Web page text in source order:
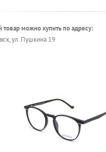
можно купить по адресу:
ул. Пушкина 19